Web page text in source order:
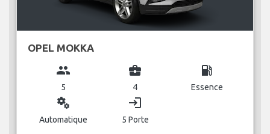
OPEL MOKKA
group
5
business_center
4
local_gas_station
Essence
miscellaneous_services
Automatique
login
5 Porte